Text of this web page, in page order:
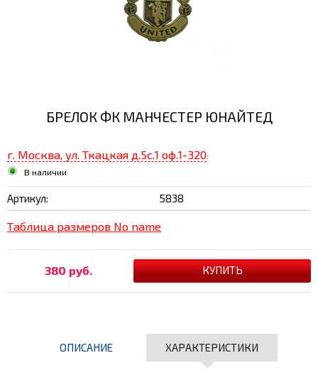
БРЕЛОК ФК МАНЧЕСТЕР ЮНАЙТЕД
г. Москва, ул. Ткацкая д.5с.1 оф.1-320:
В наличии
Артикул: 5838
Таблица размеров No name
380 руб.
ОПИСАНИЕ ХАРАКТЕРИСТИКИ